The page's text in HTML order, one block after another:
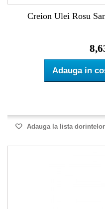
Creion Ulei Rosu
Adauga in
Adauga la lista dorintelor